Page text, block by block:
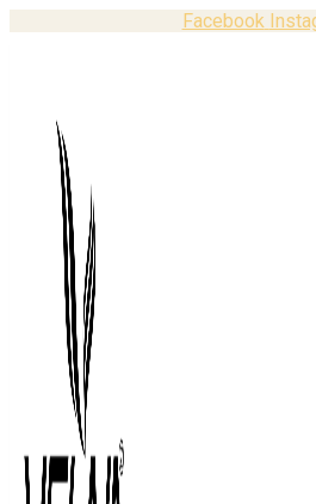
Facebook